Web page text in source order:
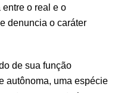
o real e o
denuncia o caráter
de sua função
autônoma, uma espécie